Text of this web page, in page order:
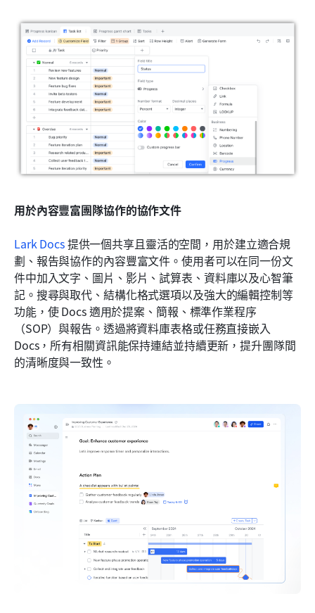
用於內容豐富團隊協作的協作文件
Lark Docs 提供一個共享且靈活的空間，用於建立適合規
劃、報告與協作的內容豐富文件。使用者可以在同一份文
件中加入文字、圖片、影片、試算表、資料庫以及心智筆
記。搜尋與取代、結構化格式選項以及強大的編輯控制等
功能，使 Docs 適用於提案、簡報、標準作業程序
（SOP）與報告。透過將資料庫表格或任務直接嵌入
Docs，所有相關資訊能保持連結並持續更新，提升團隊間
的清晰度與一致性。